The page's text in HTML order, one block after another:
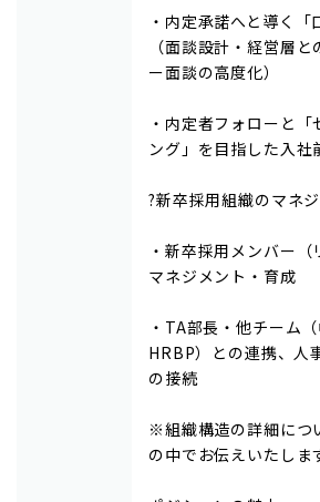
・内定承諾へと導く
（面談設計・経営層
ー面談の高度化）
・内定者フォローと「
ング」を目指した入社
?新卒採用組織のマネ
・新卒採用メンバー
マネジメント・育成
・TA部長・他チーム
HRBP）との連携、人
の接続
※組織構造の詳細につ
の中でお伝えいたしま